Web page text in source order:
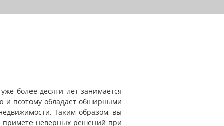
более десяти лет занимается
и поэтому обладает обширными
Таким образом, вы
примете неверных решений при